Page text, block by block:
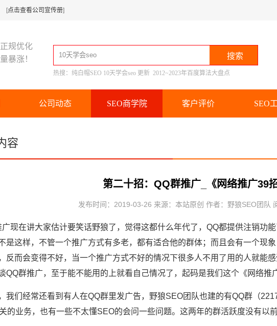
[点击查看公司宣传册]
规优化
暴涨！
热搜： 纯白帽SEO 10天学会seo 更新 2012~2023年百度算法大盘点
公司动态 SEO商学院 客户评价 SEO
容
第二十招：QQ群推广_《网络推广39招
发布时间：2019-03-26 来源：本站原创 作者：野狼SEO团队
广现在讲大家估计要笑话野狼了，觉得这都什么年代了，QQ都提供注销功
是这样，不管一个推广方式有多老，都有适合他的群体；而且会有一个现
反而会变得不好，当一个推广方式不好的情况下很多人不用了用的人就能
QQ群推广，至于能不能用的上就看自己情况了，起码是我们这个《网络推
我们经常还看到有人在QQ群里发广告，野狼SEO团队也建的有QQ群（
的业务，也有一些不太懂SEO的会问一些问题。这两年的群活跃度没有以